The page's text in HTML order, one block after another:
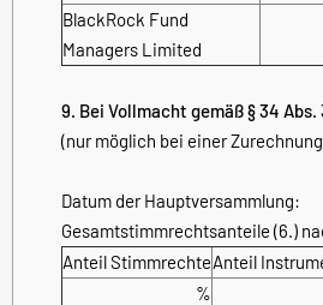
BlackRock Fund
Managers Limited
9. Bei Vollmacht gemäß § 34 Abs.
(nur möglich bei einer Zurechnung
Datum der Hauptversammlung:
Gesamtstimmrechtsanteile (6.)
Anteil StimmrechteAnteil
%